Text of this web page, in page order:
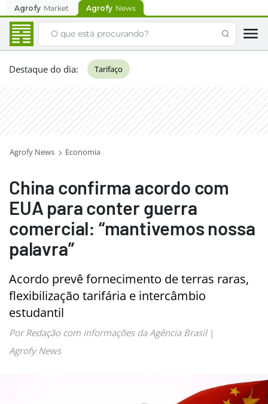
Agrofy Market Agrofy News
Destaque do dia: Tarifaço
Agrofy News Economia
China confirma acordo com
EUA para conter guerra
comercial: “mantivemos nossa
palavra”
Acordo prevê fornecimento de terras raras,
flexibilização tarifária e intercâmbio
estudantil
Por Redação com informações da Agência Brasil|
Agrofy News